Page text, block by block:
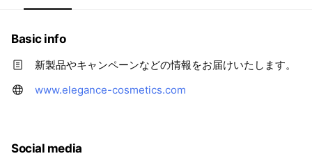
Basic info
新製品やキャンペーンなどの情報をお届けいたします。
www.elegance-cosmetics.com
Social media